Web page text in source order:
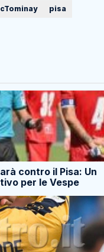
pisa
contro il Pisa: Un
per le Vespe